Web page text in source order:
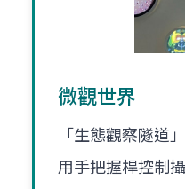
微觀世界
「生態觀察隧道
用手把握桿控制